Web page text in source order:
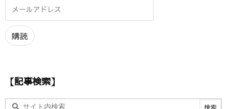
ル
ア
ド
購読
【記事検索】